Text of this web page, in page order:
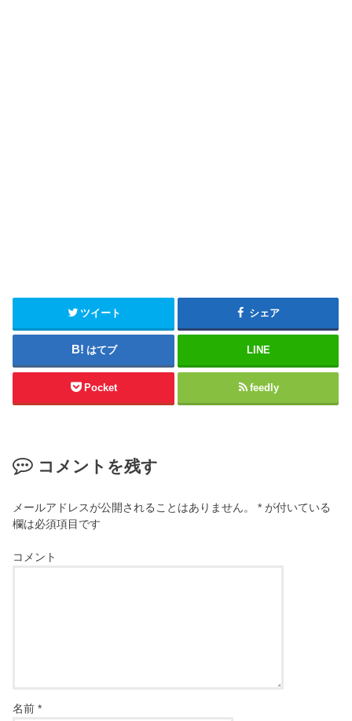
ツイート シェア
はてブ LINE
Pocket feedly
コメントを残す
メールアドレスが公開されることはありません。 * が付いている
欄は必須項目です
コメント
名前*